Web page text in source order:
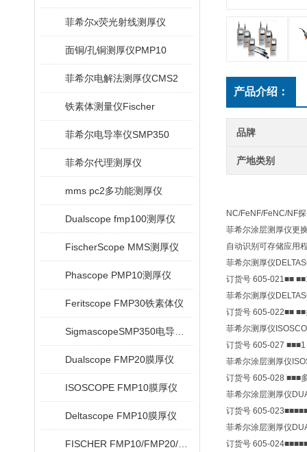
菲希尔x荧光射线测厚仪
面铜/孔铜测厚仪PMP10
菲希尔电解法测厚仪CMS2
铁素体测量仪Fischer
菲希尔电导率仪SMP350
菲希尔代理测厚仪
mms pc2多功能测厚仪
Dualscope fmp100测厚仪
FischerScope MMS测厚仪
Phascope PMP10测厚仪
Feritscope FMP30铁素体仪
Dualscope FMP20膜厚仪
ISOSCOPE FMP10膜厚仪
Deltascope FMP10膜厚仪
产品介绍：
品牌
产地类别
NC/Fe NF/Fe NC/NF
菲希尔涂层测厚仪更
自动识别 可存储应用
菲希尔测厚仪
订货号 605-021■■ ■■
菲希尔测厚仪
订货号 605-022■■ ■■
菲希尔测厚仪
订货号 605-027 ■■■1
菲希尔涂层测厚仪
订货号 605-028 ■■■
菲希尔涂层测厚仪
订货号 605-023■■■■
菲希尔涂层测厚仪
订货号 605-024■■■■